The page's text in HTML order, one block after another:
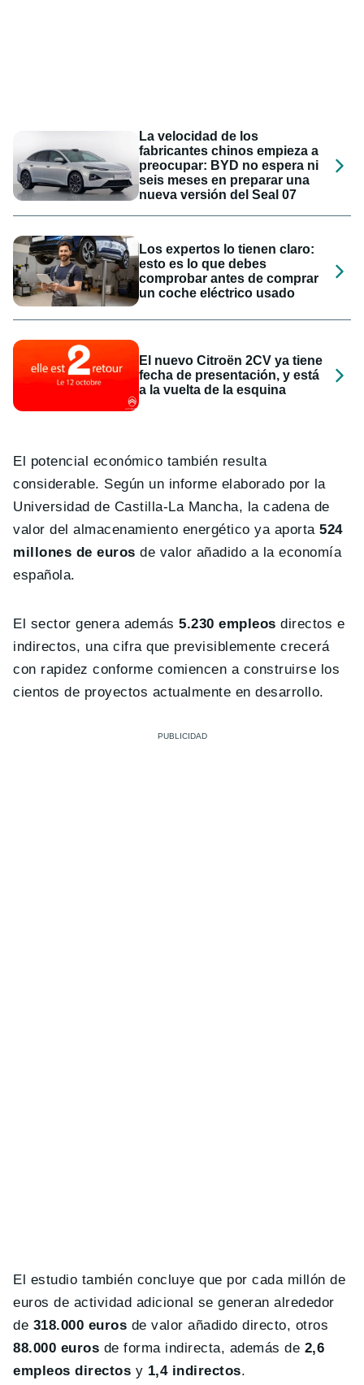
La velocidad de los
fabricantes chinos empieza a
preocupar: BYD no espera ni
seis meses en preparar una
nueva versión del Seal 07
Los expertos lo tienen claro:
esto es lo que debes
comprobar antes de comprar
un coche eléctrico usado
El nuevo Citroën 2CV ya tiene
fecha de presentación, y está
a la vuelta de la esquina
El potencial económico también resulta
considerable. Según un informe elaborado por la
Universidad de Castilla-La Mancha, la cadena de
valor del almacenamiento energético ya aporta524
millones de euros de valor añadido a la economía
española.
El sector genera además5.230 empleos directos e
indirectos, una cifra que previsiblemente crecerá
con rapidez conforme comiencen a construirse los
cientos de proyectos actualmente en desarrollo.
El estudio también concluye que por cada millón de
euros de actividad adicional se generan alrededor
de 318.000 euros de valor añadido directo, otros
88.000 euros de forma indirecta, además de 2,6
empleos directos y 1,4 indirectos.